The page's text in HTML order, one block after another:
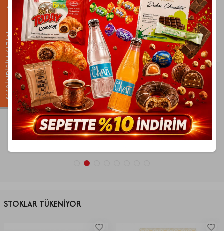
%10 İNDİRİM KAZANElvan
Elvan Madlen Special 160 Gr. (1 Kutu)
115,90TL 104,03TL
10 İndirim Son 1 Ürün
SEPETE EKLE
Fiorella
Fiorella Sütlü Baton Çikolata 220 Gr. (1
Kutu)
324,90 TL 291,89TL
%10 İndirim Son 2 Ürün
SEPETE EKLE
STOKLAR TÜKENİYOR